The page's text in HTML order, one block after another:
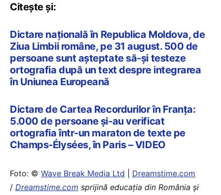
Citește și:
Dictare națională în Republica Moldova, de
Ziua Limbii române, pe 31 august. 500 de
persoane sunt așteptate să-și testeze
ortografia după un text despre integrarea
în Uniunea Europeană
Dictare de Cartea Recordurilor în Franța:
5.000 de persoane și-au verificat
ortografia într-un maraton de texte pe
Champs-Élysées, în Paris – VIDEO
Foto: © Wave Break Media Ltd
Dreamstime.com
/ Dreamstime.com sprijină educaţia din România şi